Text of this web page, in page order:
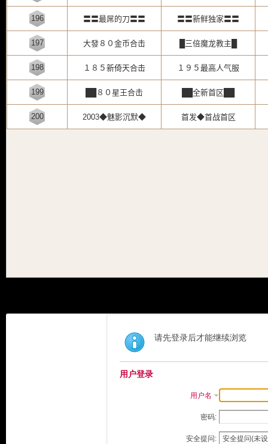
请先登录后才能继续浏览
用户登录
用户名
密码:
安全提问: